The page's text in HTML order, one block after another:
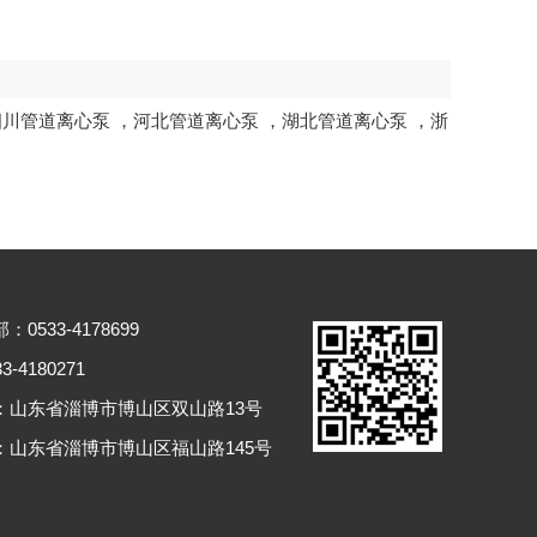
管道离心泵 ， 河北管道离心泵 ， 湖北管道离心泵 ， 浙
：0533-4178699
4180271
山东省淄博市博山区双山路13号
山东省淄博市博山区福山路145号